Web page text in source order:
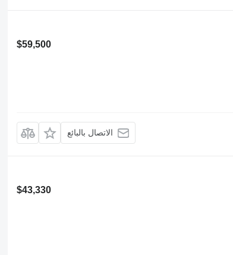
$59,500
الاتصال بالبائع
$43,330